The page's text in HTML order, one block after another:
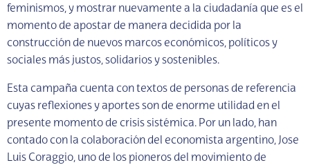
feminismos, y mostrar nuevamente a la ciudadanía que es el
momento de apostar de manera decidida por la
construcción de nuevos marcos económicos, políticos y
sociales más justos, solidarios y sostenibles.
Esta campaña cuenta con textos de personas de referencia
cuyas reflexiones y aportes son de enorme utilidad en el
presente momento de crisis sistémica. Por un lado, han
contado con la colaboración del economista argentino, Jose
Luis Coraggio, uno de los pioneros del movimiento de